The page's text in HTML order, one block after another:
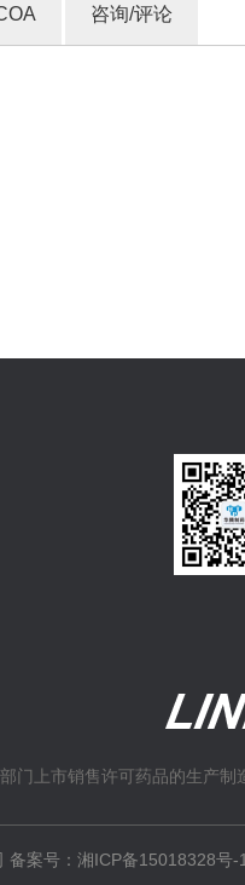
咨询/评论
上市销售许可药品的生产制
案号： 湘ICP备15018328号-1